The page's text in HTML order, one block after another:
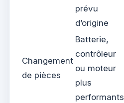
prévu
d’origine
Changement
de pièces
Batterie,
contrôleur
ou moteur
plus
performants